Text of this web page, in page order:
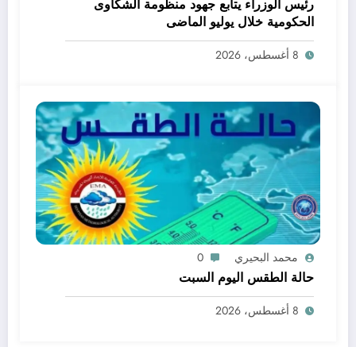
رئيس الوزراء يتابع جهود منظومة الشكاوى
الحكومية خلال يوليو الماضى
8 أغسطس، 2026
محمد البحيري 0
حالة الطقس اليوم السبت
8 أغسطس، 2026